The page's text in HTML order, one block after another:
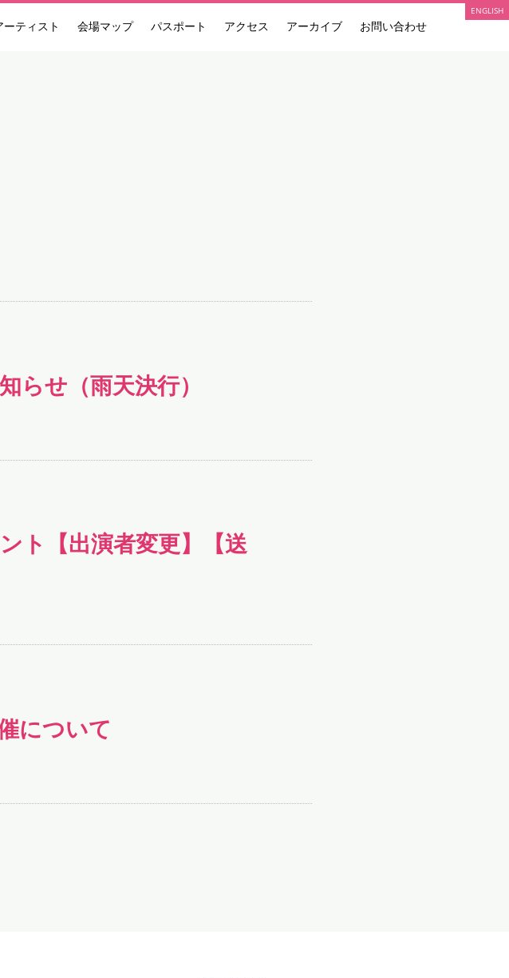
BIENNALE
ーティスト 会場マップ パスポート アクセス アーカイブ お問い合わせ
ENGLISH
らせ（雨天決行）
ト【出演者変更】【送
について